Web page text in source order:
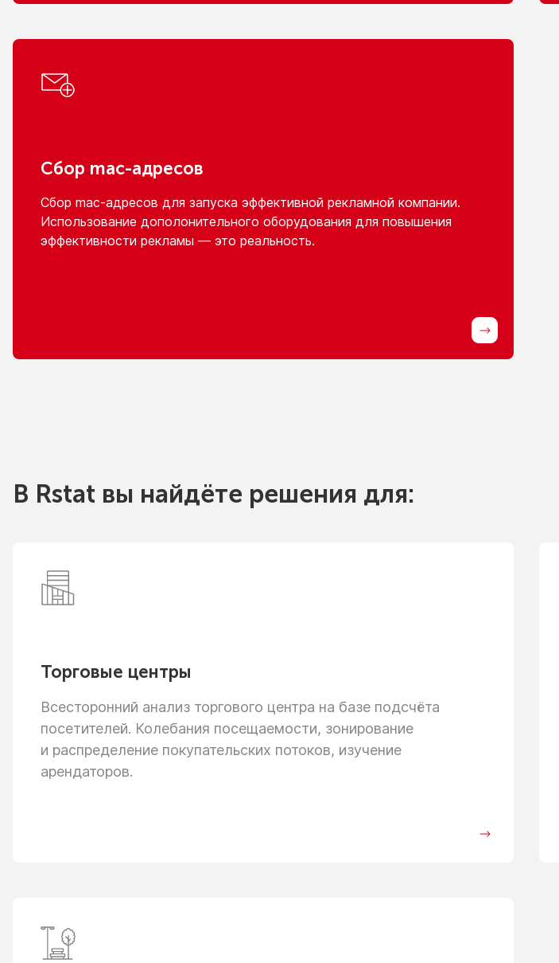
Сбор mac-адресов
Сбор mac-адресов для запуска эффективной рекламной компании.
Использование дополонительного оборудования для повышения
эффективности рекламы — это реальность.
В Rstat вы найдёте решения для:
Торговые центры
Всесторонний анализ торгового центра на базе подсчёта
посетителей. Колебания посещаемости, зонирование
и распределение покупательских потоков, изучение
арендаторов.